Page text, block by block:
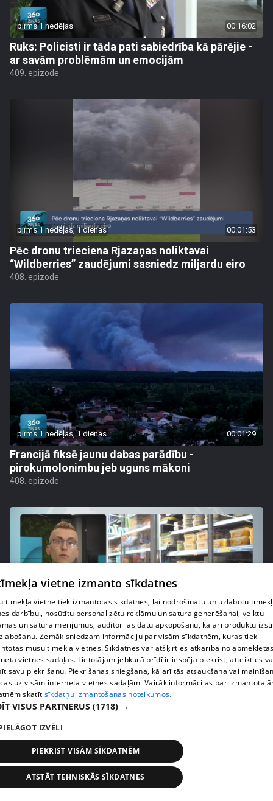
pirms 1 nedēļas 00:16:02
Ruks: Policisti ir tāda pati sabiedrība kā pārējie -
ar savām problēmām un emocijām
409. epizode
pirms 1 nedēļas, 1 dienas 00:01:53
Pēc dronu trieciena Rjazaņas noliktavai
“Wildberries” zaudējumi sasniedz miljardu eiro
408. epizode
pirms 1 nedēļas, 1 dienas 00:01:29
Francijā fiksē jaunu dabas parādību -
pirokumolonimbu jeb uguns mākoni
408. epizode
pirms 1 nedēļas, 1 dienas 00:03:37
Pārtiku pērkam vairāk, bet vai “zemo cenu grozs”
tiešām samazina kopējo čeku?
408. epizode
vietne izmanto sīkdatnes
tīmekļa vietnē tiek izmantotas sīkdatnes, lai nodrošinātu un uzlabotu
darbību., nosūtītu personalizētu reklāmu un satura ģenerēšanai, veiktu
un satura mērījumus, auditorijas datu apkopošanu, kā arī produktu
Zemāk sniedzam informāciju par visām sīkdatnēm, kuras tiek
mūsu tīmekļa vietnēs. Sīkdatnes var atšķirties atkarībā no
vietnes sadaļas. Lietotājam jebkurā brīdī ir iespēja piekrist, atteikties
savu piekrišanu. Piekrišanas sniegšana, kā arī tās atsaukšana vai
uz visām interneta vietnes sadaļām. Vairāk informācijas par
skatīt sīkdatņu izmantošanas noteikumos.
VISUS PARTNERUS (1718) →
IZVĒLI
PIEKRIST VISĀM SĪKDATNĒM
ATSTĀT TEHNISKĀS SĪKDATNES